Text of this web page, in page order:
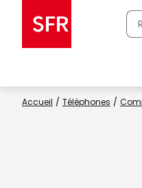
Accueil Téléphones